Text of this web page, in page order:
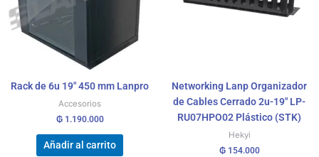
Rack de 6u 19″ 450 mm Lanpro
Accesorios
₲1.190.000
Añadir al carrito
Networking Lanp Organizador
de Cables Cerrado 2u-19″ LP-
RU07HPO02 Plástico (STK)
Hekyi
₲154.000